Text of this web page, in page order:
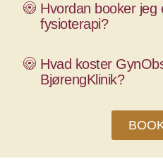
Hvordan booker jeg
fysioterapi?
Hvad koster
BjørengKlinik?